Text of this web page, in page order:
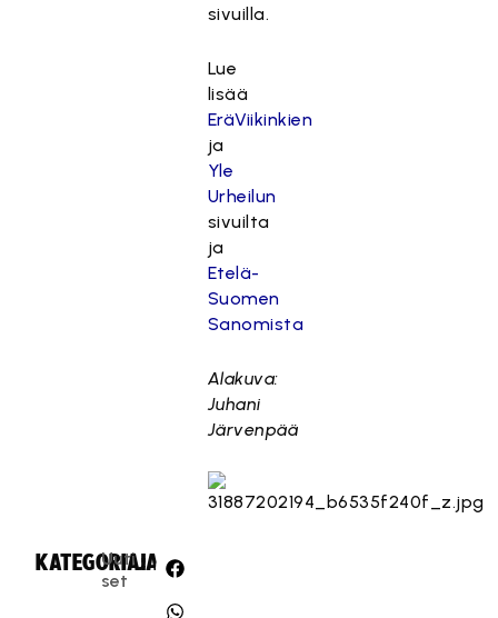
sivuilla.
Lue
lisää
EräViikinkien
ja
Yle
Urheilun
sivuilta
ja
Etelä-
Suomen
Sanomista
Alakuva:
Juhani
Järvenpää
KATEGORIA:
Uuti
set
JAA: